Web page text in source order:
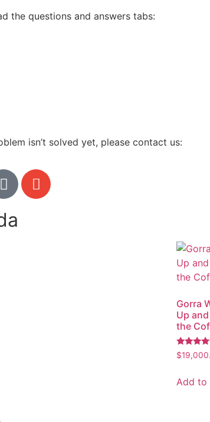
the questions and answers tabs:
isn’t solved yet, please contact us:
Gorra
Up
the
Rated
5.00
$
Add to